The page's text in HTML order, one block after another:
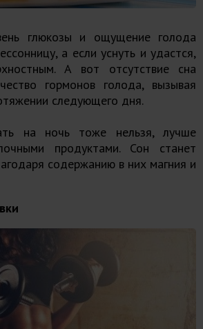
глюкозы и ощущение голода
а если уснуть и удастся,
А вот отсутствие сна
гормонов голода, вызывая
следующего дня.
на ночь тоже нельзя, лучше
продуктами. Сон станет
содержанию в них магния и